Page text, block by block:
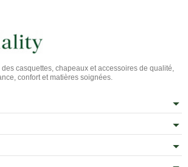
casquettes, chapeaux et accessoires de qualité,
confort et matières soignées.